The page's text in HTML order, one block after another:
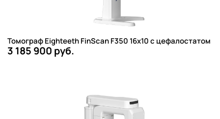
Томограф Eighteeth FinScan F350 16x10 с цефалостатом
3 185 900 руб.